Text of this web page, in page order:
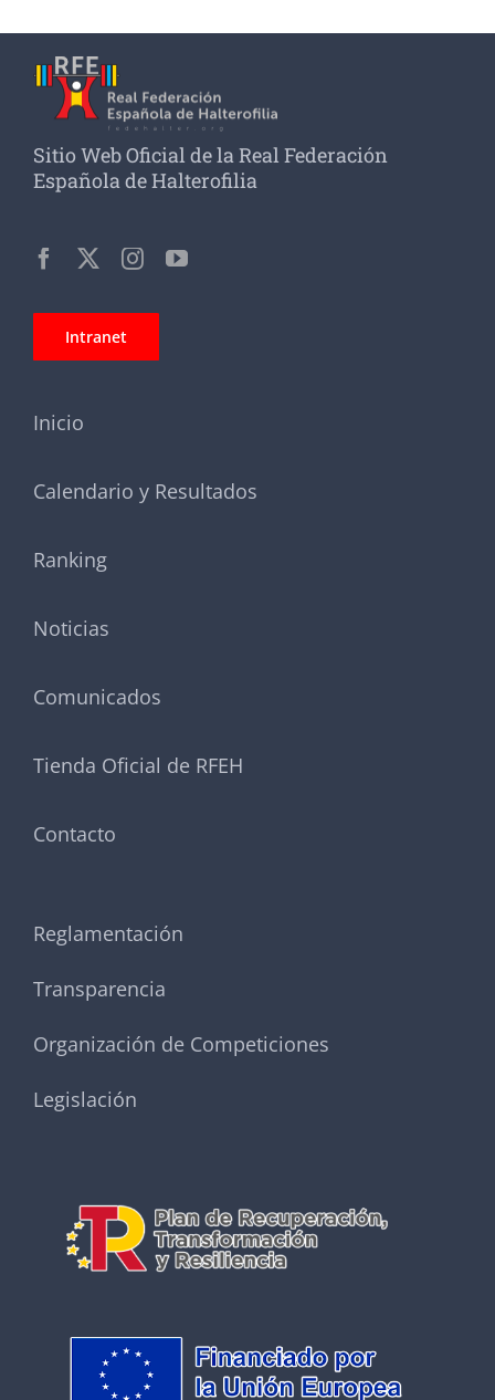
Sitio Web Oficial de la Real Federación
Española de Halterofilia
Intranet
Inicio
Calendario y Resultados
Ranking
Noticias
Comunicados
Tienda Oficial de RFEH
Contacto
Reglamentación
Transparencia
Organización de Competiciones
Legislación